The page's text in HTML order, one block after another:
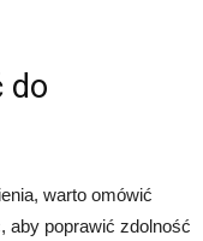
do
warto omówić
aby poprawić zdolność